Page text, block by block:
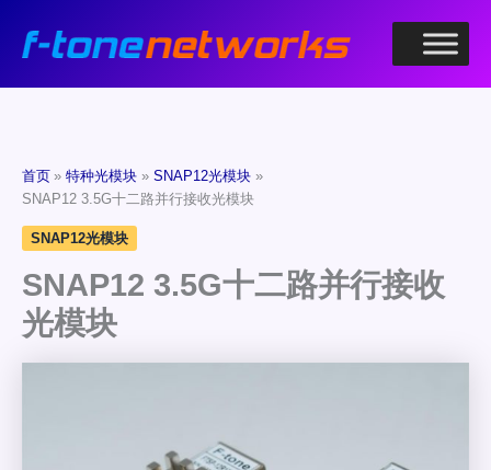
首页 特种光模块
SNAP12光模块
SNAP12 3.5G十二路并行接收光模块
SNAP12光模块
SNAP12 3.5G十二路并行接收
光模块